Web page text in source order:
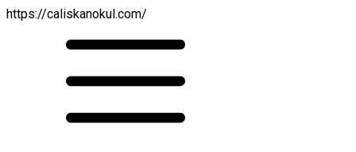
https://caliskanokul.com/